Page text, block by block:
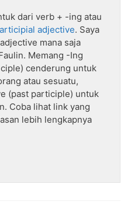
dari verb + -ing atau
adjective. Saya
mana saja
Memang -Ing
cenderung untuk
atau sesuatu,
(past participle) untuk
Coba lihat link yang
lebih lengkapnya